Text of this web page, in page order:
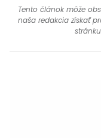
Tento článok môže
naša redakcia získať